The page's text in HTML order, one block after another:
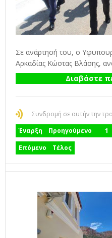
Σε ανάρτησή του, ο
Αρκαδίας Κώστας Βλάσης,
Διαβάστε
Συνδρομή σε αυτήν την
Έναρξη
Προηγούμενο 1
Επόμενο
Τέλος